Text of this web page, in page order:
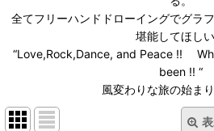
全てフリーハンドドローイングでグラ
堪能してほしい
“Love,Rock,Dance, and Peace !!
been !! “
風変わりな旅の始ま